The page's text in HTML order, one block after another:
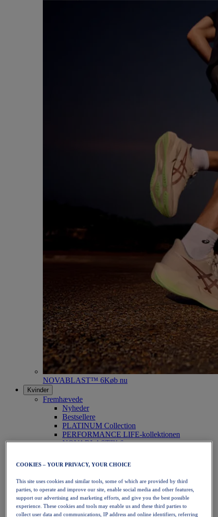
NOVABLAST™ 6Køb nu
Kvinder
Fremhævede
Nyheder
Bestsellere
PLATINUM Collection
PERFORMANCE LIFE-kollektionen
NOVABLAST™ 6
Løb
Trailløb
Tennis
Volleyball
Håndbold
Padel
Netbold
COOKIES – YOUR PRIVACY, YOUR CHOICE
This site uses cookies and similar tools, some of which are provided by third
parties, to operate and improve our site, enable social media and other features,
support our advertising and marketing efforts, and give you the best possible
experience. These cookies and tools may enable us and these third parties to
collect user data and communications, IP address and online identifiers, referring